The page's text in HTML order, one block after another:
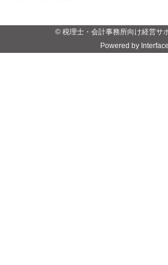
© 税理士・会計事務所向け経営サ
Powered by Interface